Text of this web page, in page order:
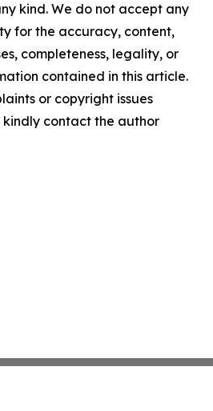
kind. We do not accept any
for the accuracy, content,
completeness, legality, or
contained in this article.
or copyright issues
contact the author